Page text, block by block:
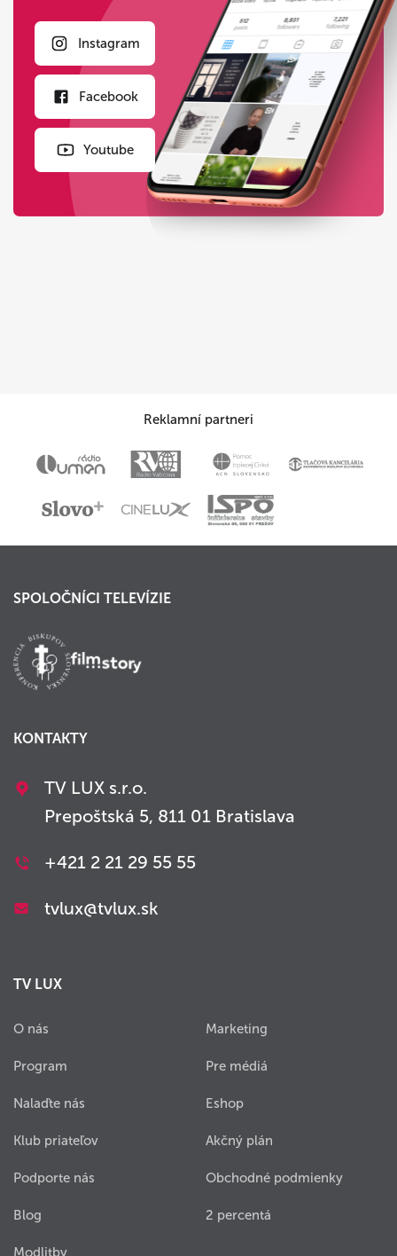
Instagram
Facebook
Youtube
Reklamní partneri
SPOLOČNÍCI TELEVÍZIE
KONTAKTY
TV LUX s.r.o.
Prepoštská 5, 811 01 Bratislava
+421 2 21 29 55 55
tvlux@tvlux.sk
TV LUX
O nás
Program
Nalaďte nás
Klub priateľov
Podporte nás
Blog
Modlitby
Marketing
Pre médiá
Eshop
Akčný plán
Obchodné podmienky
2 percentá